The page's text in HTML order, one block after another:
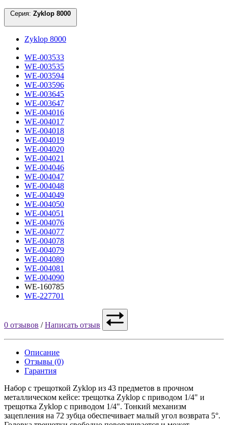
Серия:
Zyklop 8000
WE-003533
WE-003535
WE-003594
WE-003596
WE-003645
WE-003647
WE-004016
WE-004017
WE-004018
WE-004019
WE-004020
WE-004021
WE-004046
WE-004047
WE-004048
WE-004049
WE-004050
WE-004051
WE-004076
WE-004077
WE-004078
WE-004079
WE-004080
WE-004081
WE-004090
WE-160785
WE-227701
0 отзывов /Написать отзыв
Описание
Отзывы (0)
Гарантия
Набор с трещоткой Zyklop из 43 предметов в прочном
металлическом кейсе: трещотка Zyklop с приводом 1/4" и
трещотка Zyklop с приводом 1/4". Тонкий механизм
зацепления на 72 зубца обеспечивает малый угол возврата 5°.